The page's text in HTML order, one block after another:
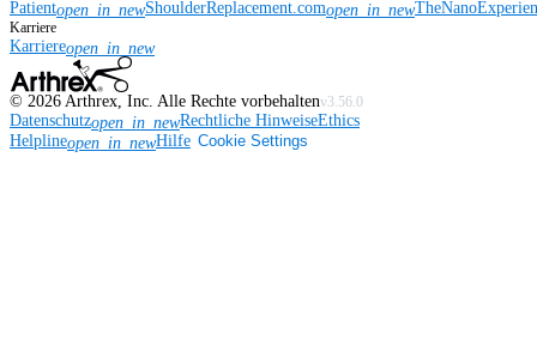
Patientopen_in_newShoulderReplacement.comopen_in_new
Karriere
Karriereopen_in_new
© 2026 Arthrex, Inc. Alle Rechte vorbehaltenv3.56.0
Datenschutzopen_in_newRechtliche HinweiseEthics
Helplineopen_in_newHilfe Cookie Settings